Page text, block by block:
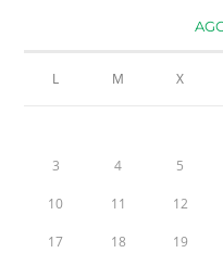
L M X
3 4 5
10 11 12
17 18 19